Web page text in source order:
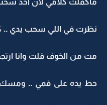
ماكملت كلامي لان احد
نظرت في اللي سحب يدي
مت من الخوف قلت وانا
حط يده على فمي .. ومسك